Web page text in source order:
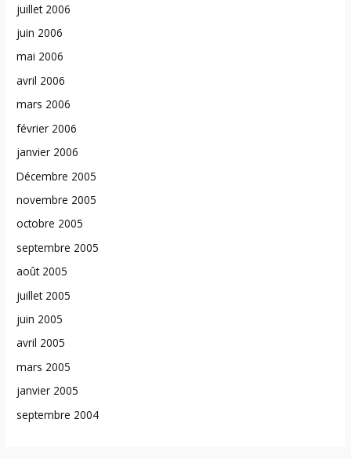
juillet 2006
juin 2006
mai 2006
avril 2006
mars 2006
février 2006
janvier 2006
Décembre 2005
novembre 2005
octobre 2005
septembre 2005
août 2005
juillet 2005
juin 2005
avril 2005
mars 2005
janvier 2005
septembre 2004